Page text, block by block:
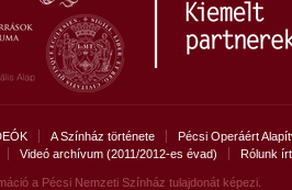
A Színház története
Pécsi Operáért
Videó archívum (2011/2012-es évad) Rólunk
a Pécsi Nemzeti Színház tulajdonát képezi.